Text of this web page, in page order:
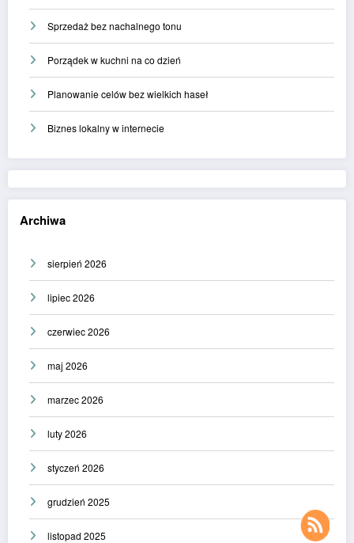
Sprzedaż bez nachalnego tonu
Porządek w kuchni na co dzień
Planowanie celów bez wielkich haseł
Biznes lokalny w internecie
Archiwa
sierpień 2026
lipiec 2026
czerwiec 2026
maj 2026
marzec 2026
luty 2026
styczeń 2026
grudzień 2025
listopad 2025